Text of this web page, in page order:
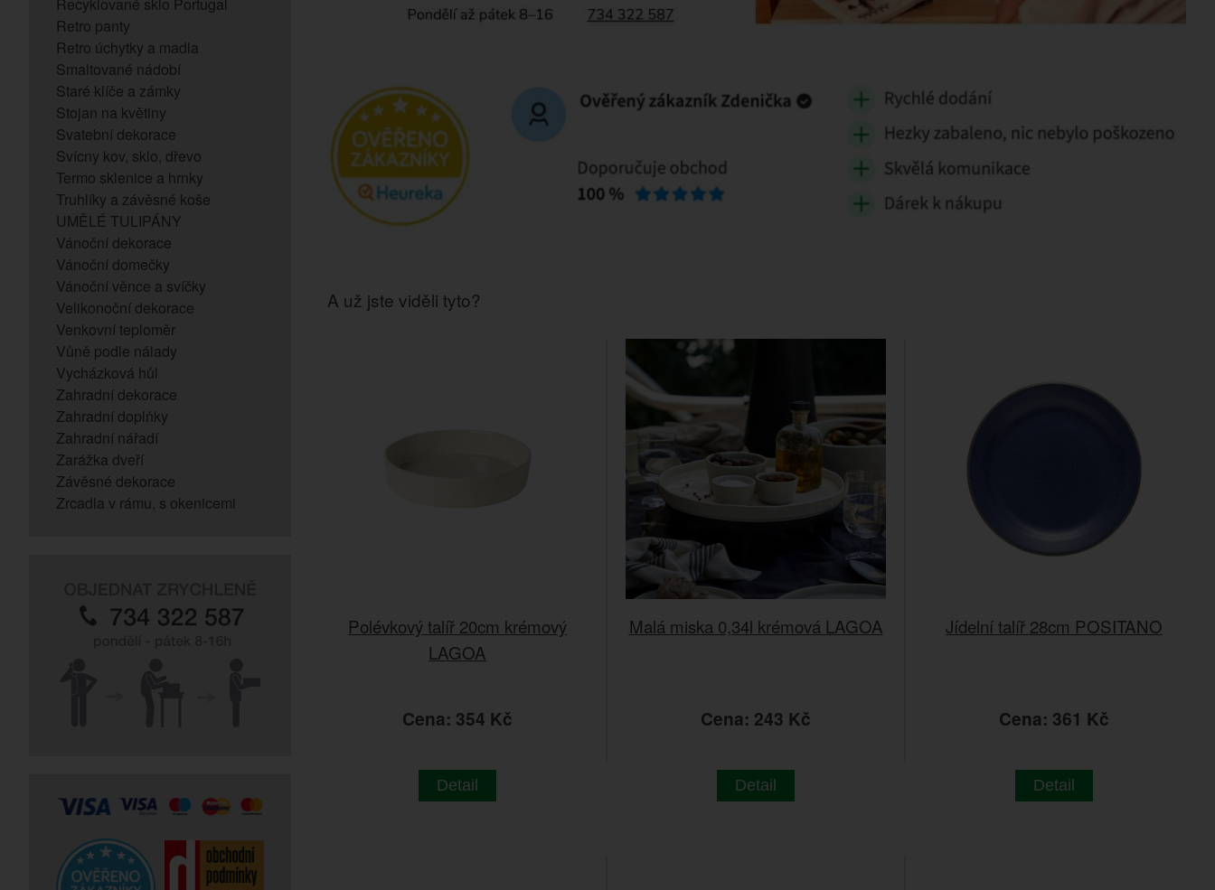
Retro panty
Retro úchytky a madla
Smaltované nádobí
Staré klíče a zámky
Stojan na květiny
Svatební dekorace
Svícny kov, sklo, dřevo
Termo sklenice a hrnky
Truhlíky a závěsné koše
UMĚLÉ TULIPÁNY
Vánoční dekorace
Vánoční domečky
Vánoční věnce a svíčky
Velikonoční dekorace
Venkovní teploměr
Vůně podle nálady
Vycházková hůl
Zahradní dekorace
Zahradní doplňky
Zahradní nářadí
Zarážka dveří
Závěsné dekorace
Zrcadla v rámu, s okenicemi
A už jste viděli tyto?
Polévkový talíř 20cm krémový
LAGOA
Cena: 354 Kč
Detail
Malá miska 0,34l krémová LAGOA
Cena: 243 Kč
Detail
Jídelní talíř 28cm POSITANO
Cena: 361 Kč
Detail